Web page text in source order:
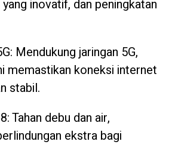
inovatif, dan peningkatan
Mendukung jaringan 5G,
memastikan koneksi internet
stabil.
Tahan debu dan air,
ekstra bagi